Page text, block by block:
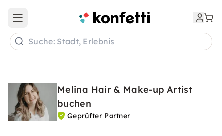
Open main menu
Suche: Stadt, Erlebnis
Melina Hair & Make-up Artist
buchen
Geprüfter Partner